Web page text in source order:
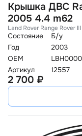
Крышка ДВС
2005 4.4 m62
Land Rover Range Rover
Состояние
Б/у
Год
2003
OEM
Артикул
12557
2 700 ₽